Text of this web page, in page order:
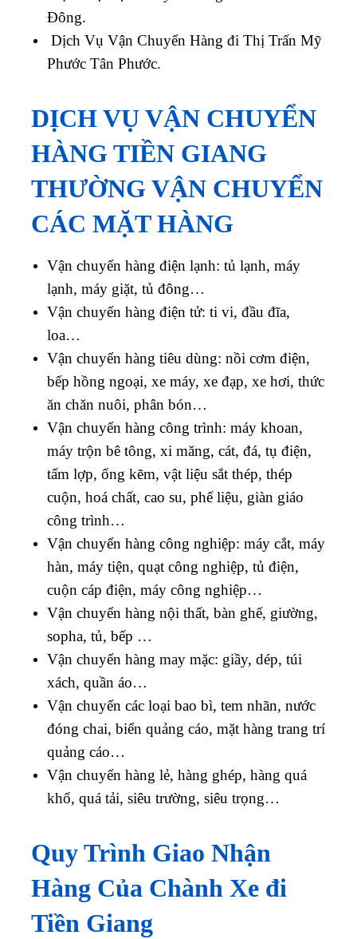
Đông.
Dịch Vụ Vận Chuyển Hàng đi Thị Trấn Mỹ
Phước Tân Phước.
DỊCH VỤ VẬN CHUYỂN
HÀNG TIỀN GIANG
THƯỜNG VẬN CHUYỂN
CÁC MẶT HÀNG
Vận chuyển hàng điện lạnh: tủ lạnh, máy
lạnh, máy giặt, tủ đông…
Vận chuyển hàng điện tử: ti vi, đầu đĩa,
loa…
Vận chuyển hàng tiêu dùng: nồi cơm điện,
bếp hồng ngoại, xe máy, xe đạp, xe hơi, thức
ăn chăn nuôi, phân bón…
Vận chuyển hàng công trình: máy khoan,
máy trộn bê tông, xi măng, cát, đá, tụ điện,
tấm lợp, ống kẽm, vật liệu sắt thép, thép
cuộn, hoá chất, cao su, phế liệu, giàn giáo
công trình…
Vận chuyển hàng công nghiệp: máy cắt, máy
hàn, máy tiện, quạt công nghiệp, tủ điện,
cuộn cáp điện, máy công nghiệp…
Vận chuyển hàng nội thất, bàn ghế, giường,
sopha, tủ, bếp …
Vận chuyển hàng may mặc: giầy, dép, túi
xách, quần áo…
Vận chuyển các loại bao bì, tem nhãn, nước
đóng chai, biển quảng cáo, mặt hàng trang trí
quảng cáo…
Vận chuyển hàng lẻ, hàng ghép, hàng quá
khổ, quá tải, siêu trường, siêu trọng…
Quy Trình Giao Nhận
Hàng Của Chành Xe đi
Tiền Giang